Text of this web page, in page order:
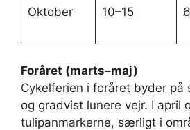
Oktober 10–15
Foråret (marts–maj)
Cykelferien i foråret byder på
og gradvist lunere vejr. I april
tulipanmarkerne, særligt i